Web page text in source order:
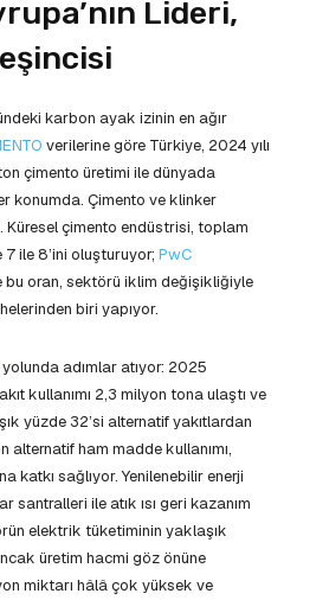
Lideri,
karbon ayak izinin en ağır
verilerine göre Türkiye, 2024 yılı
çimento üretimi ile dünyada
konumda. Çimento ve klinker
Küresel çimento endüstrisi, toplam
7 ile 8’ini oluşturuyor; PwC
bu oran, sektörü iklim değişikliğiyle
biri yapıyor.
yolunda adımlar atıyor: 2025
kullanımı 2,3 milyon tona ulaştı ve
yüzde 32’si alternatif yakıtlardan
alternatif ham madde kullanımı,
katkı sağlıyor. Yenilenebilir enerji
santralleri ile atık ısı geri kazanım
elektrik tüketiminin yaklaşık
üretim hacmi göz önüne
miktarı hâlâ çok yüksek ve